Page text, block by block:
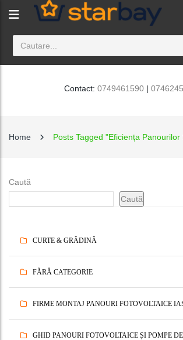
Contact: 0749461590|
Home Posts Tagged "Eficiența Panourilor
Caută
Caută
CURTE & GRĂDINĂ
FĂRĂ CATEGORIE
FIRME MONTAJ PANOURI FOTOVOLTAICE
GHID PANOURI FOTOVOLTAICE ȘI POMPE